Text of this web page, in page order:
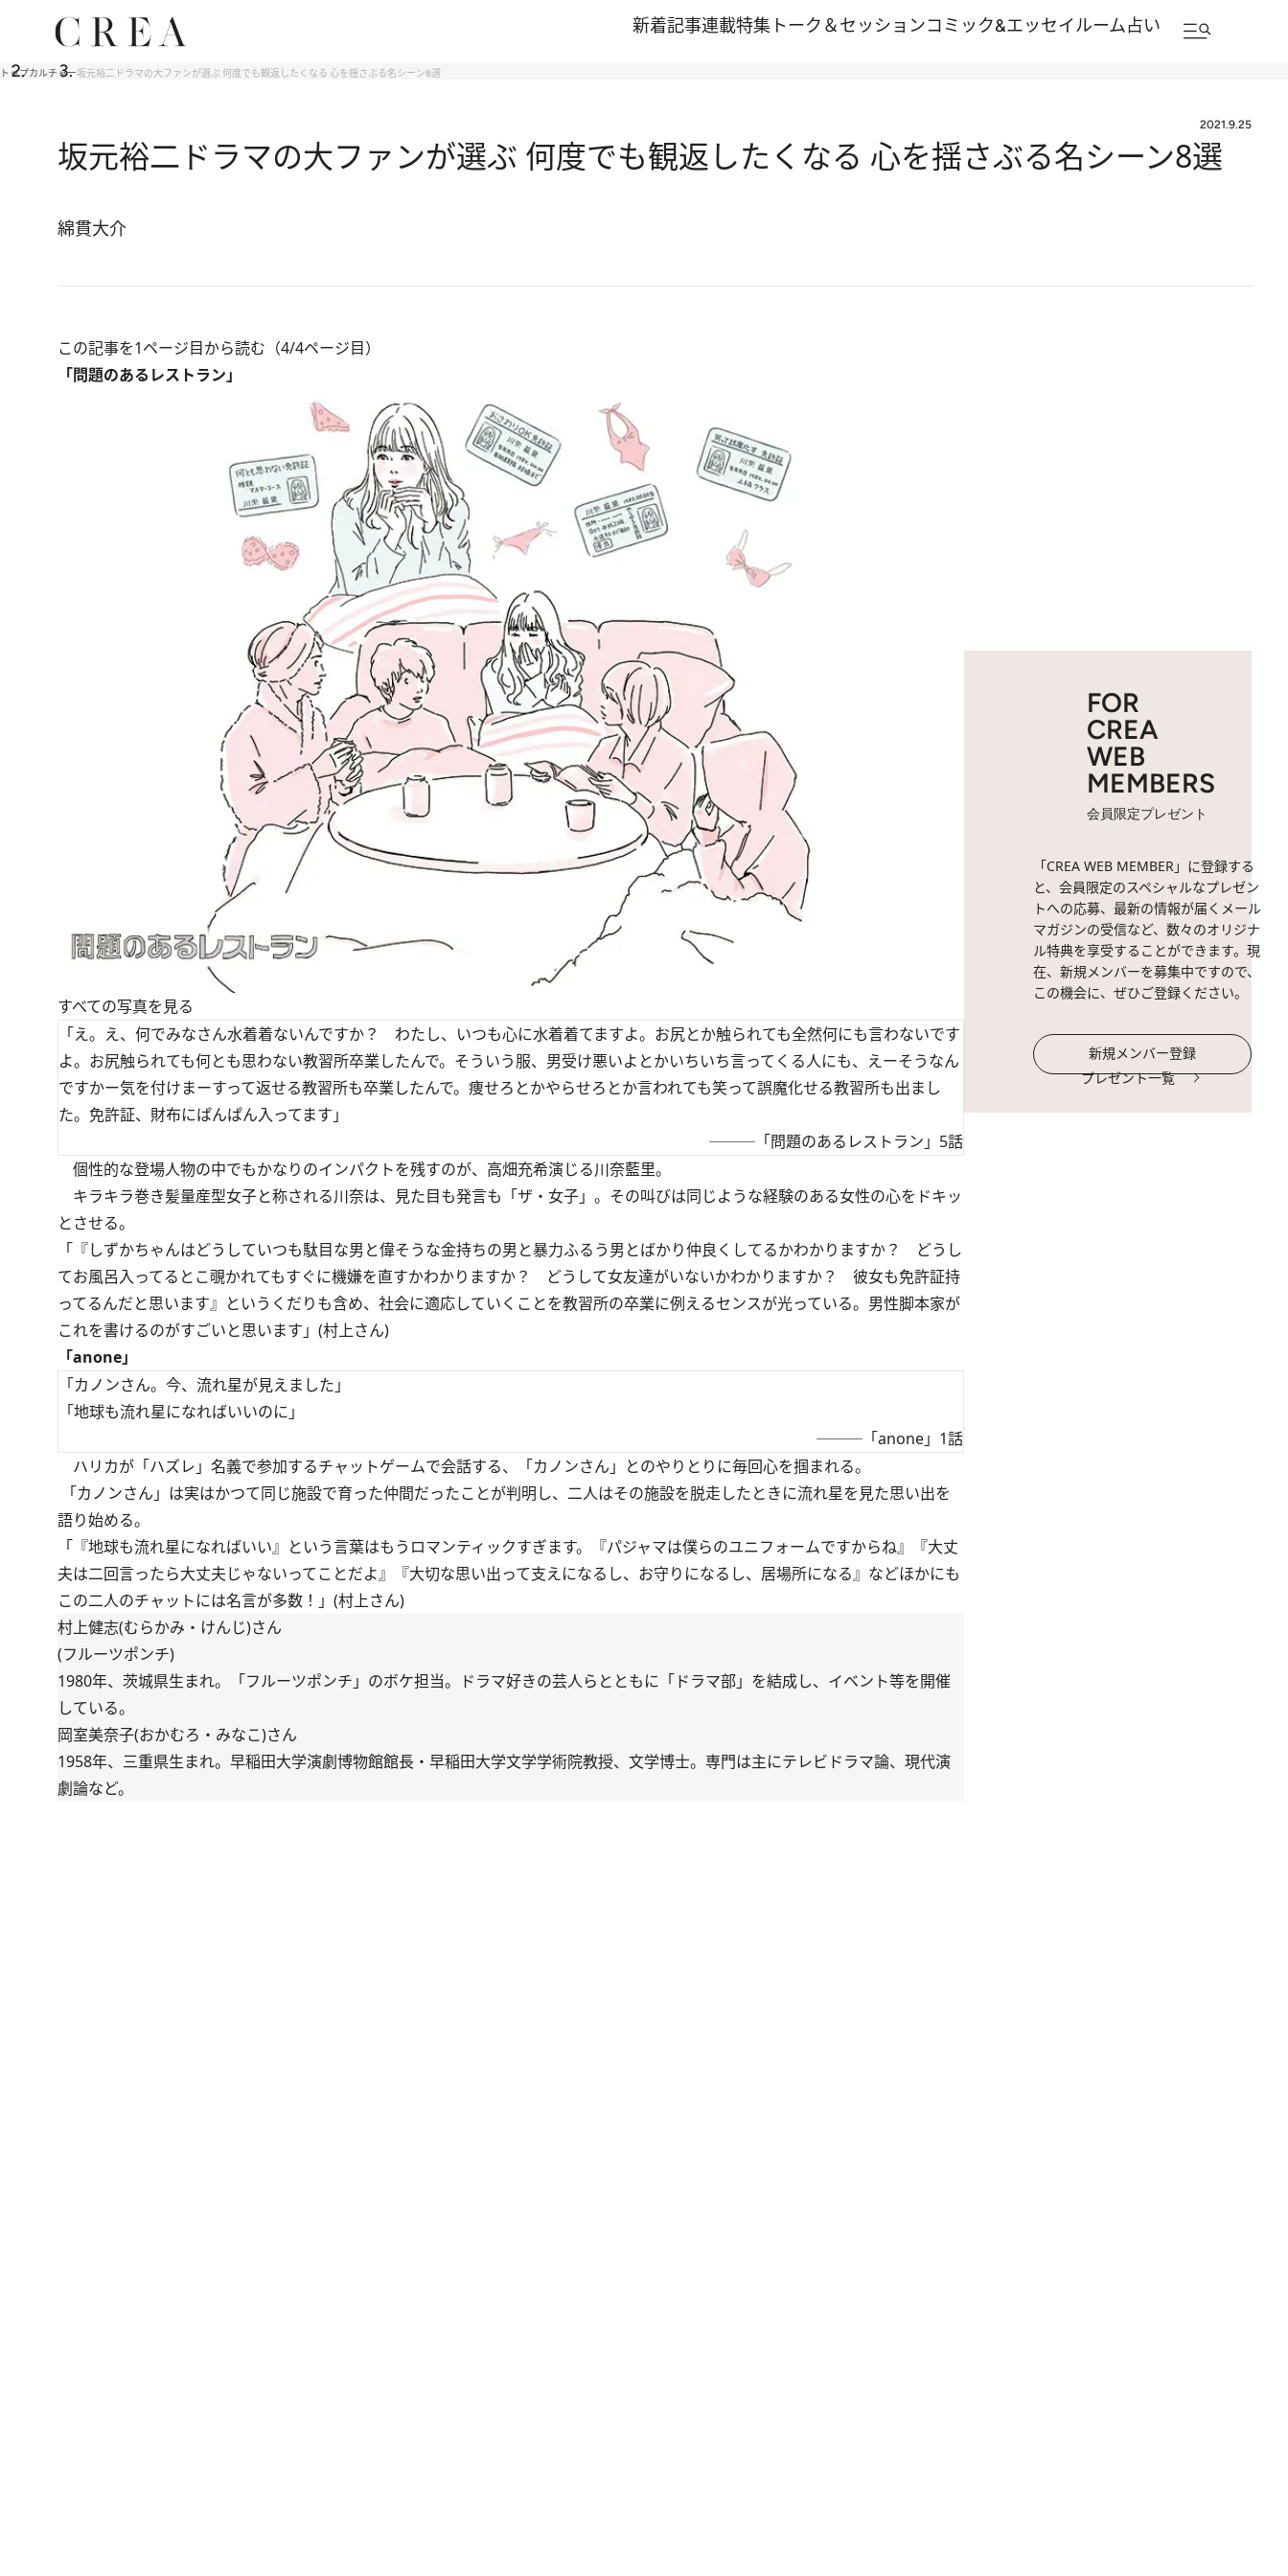
新着記事連載特集 トーク＆セッションコミック&エッセイルーム占い
トップカルチャー坂元裕二ドラマの大ファンが選ぶ 何度でも観返したくなる 心を揺さぶる名シーン8選
2021.9.25
坂元裕二ドラマの大ファンが選ぶ 何度でも観返したくなる 心を揺さぶる名シーン8選
綿貫大介
この記事を1ページ目から読む（4/4ページ目）
「問題のあるレストラン」
すべての写真を見る
「え。え、何でみなさん水着着ないんですか？ わたし、いつも心に水着着てますよ。お尻とか触られても全然何にも言わないです
よ。お尻触られても何とも思わない教習所卒業したんで。そういう服、男受け悪いよとかいちいち言ってくる人にも、えーそうなん
ですかー気を付けまーすって返せる教習所も卒業したんで。痩せろとかやらせろとか言われても笑って誤魔化せる教習所も出まし
た。免許証、財布にぱんぱん入ってます」
───「問題のあるレストラン」5話
個性的な登場人物の中でもかなりのインパクトを残すのが、高畑充希演じる川奈藍里。
キラキラ巻き髪量産型女子と称される川奈は、見た目も発言も「ザ・女子」。その叫びは同じような経験のある女性の心をドキッ
とさせる。
「『しずかちゃんはどうしていつも駄目な男と偉そうな金持ちの男と暴力ふるう男とばかり仲良くしてるかわかりますか？ どうし
てお風呂入ってるとこ覗かれてもすぐに機嫌を直すかわかりますか？ どうして女友達がいないかわかりますか？ 彼女も免許証持
ってるんだと思います』というくだりも含め、社会に適応していくことを教習所の卒業に例えるセンスが光っている。男性脚本家が
これを書けるのがすごいと思います」(村上さん)
「anone」
「カノンさん。今、流れ星が見えました」
「地球も流れ星になればいいのに」
───「anone」1話
ハリカが「ハズレ」名義で参加するチャットゲームで会話する、「カノンさん」とのやりとりに毎回心を掴まれる。
「カノンさん」は実はかつて同じ施設で育った仲間だったことが判明し、二人はその施設を脱走したときに流れ星を見た思い出を
語り始める。
「『地球も流れ星になればいい』という言葉はもうロマンティックすぎます。『パジャマは僕らのユニフォームですからね』『大丈
夫は二回言ったら大丈夫じゃないってことだよ』『大切な思い出って支えになるし、お守りになるし、居場所になる』などほかにも
この二人のチャットには名言が多数！」(村上さん)
村上健志(むらかみ・けんじ)さん
(フルーツポンチ)
1980年、茨城県生まれ。「フルーツポンチ」のボケ担当。ドラマ好きの芸人らとともに「ドラマ部」を結成し、イベント等を開催
している。
岡室美奈子(おかむろ・みなこ)さん
1958年、三重県生まれ。早稲田大学演劇博物館館長・早稲田大学文学学術院教授、文学博士。専門は主にテレビドラマ論、現代演
劇論など。
FOR
CREA
WEB
MEMBERS
会員限定プレゼント
「CREA WEB MEMBER」に登録する
と、会員限定のスペシャルなプレゼン
トへの応募、最新の情報が届くメール
マガジンの受信など、数々のオリジナ
ル特典を享受することができます。現
在、新規メンバーを募集中ですので、
この機会に、ぜひご登録ください。
新規メンバー登録
プレゼント一覧